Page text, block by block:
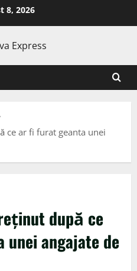
8, 2026
ce ar fi furat geanta unei
după ce
angajate de